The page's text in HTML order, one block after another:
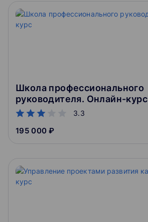
Школа профессионального
руководителя. Онлайн-курс
3.3
195 000 ₽